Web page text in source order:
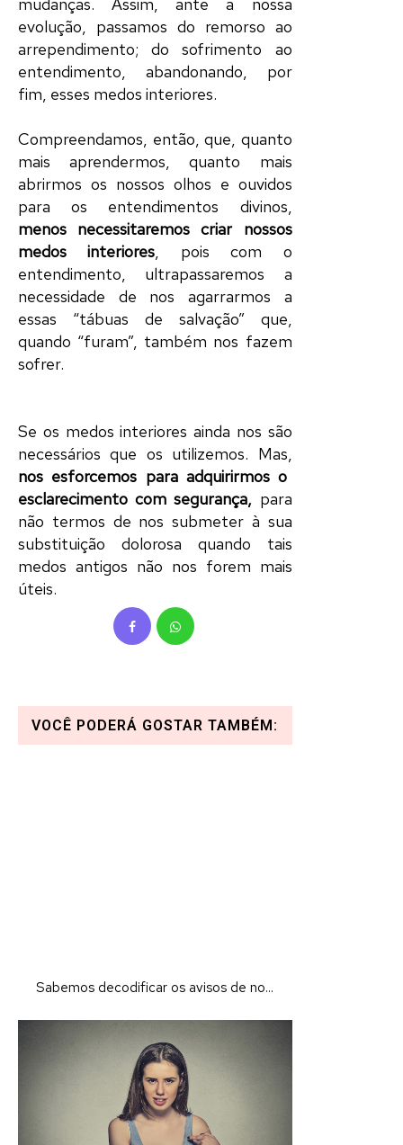
evolução, passamos do remorso ao
arrependimento; do sofrimento ao
entendimento, abandonando, por
fim, esses medos interiores.
Compreendamos, então, que, quanto
mais aprendermos, quanto mais
abrirmos os nossos olhos e ouvidos
para os entendimentos divinos,
menos necessitaremos criar nossos
medos interiores , pois com o
entendimento, ultrapassaremos a
necessidade de nos agarrarmos a
essas “tábuas de salvação” que,
quando “furam”, também nos fazem
sofrer.
Se os medos interiores ainda nos são
necessários que os utilizemos. Mas,
nos esforcemos para adquirirmos o
esclarecimento com segurança, para
não termos de nos submeter à sua
substituição dolorosa quando tais
medos antigos não nos forem mais
úteis.
VOCÊ PODERÁ GOSTAR TAMBÉM:
Sabemos decodificar os avisos de no...